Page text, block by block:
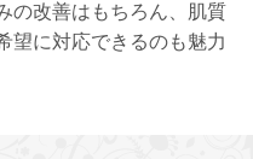
の改善はもちろん、肌質
望に対応できるのも魅力